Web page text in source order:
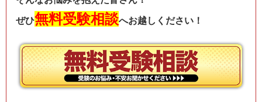
ぜひ無料受験相談へお越しください！